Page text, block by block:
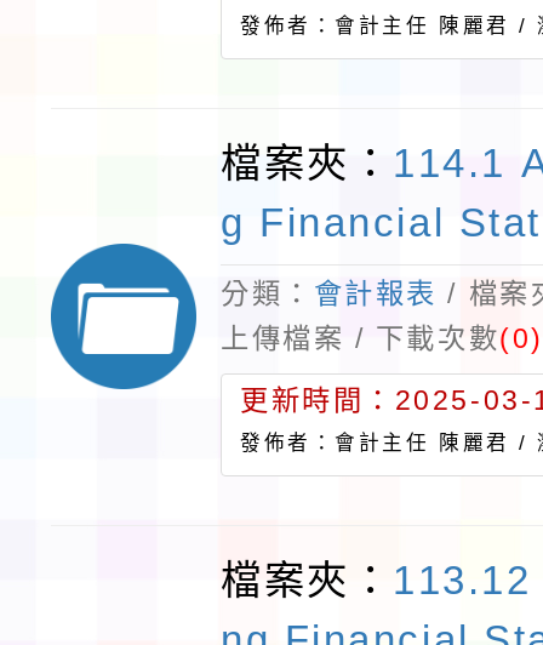
發佈者：會計主任 陳麗君 /
檔案夾： 114.1
g Financial
分類： 會計報表 / 檔案
上傳檔案 / 下載次數(0)
更新時間：2025-
發佈者：會計主任 陳麗君 /
檔案夾：